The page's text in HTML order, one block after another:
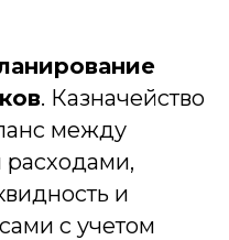
. Казначейство
между
и
с учетом